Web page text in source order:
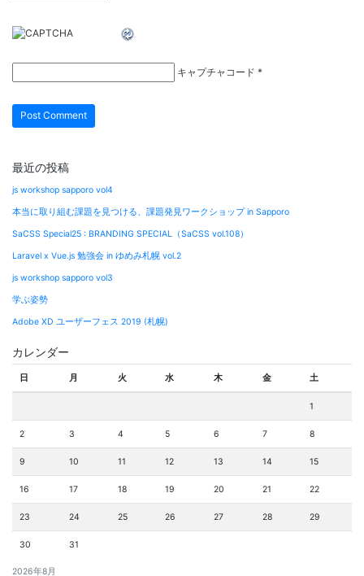
キャプチャコード *
最近の投稿
js workshop sapporo vol4
本当に取り組む課題を見つける、課題発見ワークショップ in Sapporo
SaCSS Special25 : BRANDING SPECIAL（SaCSS vol.108）
Laravel x Vue.js 勉強会 in ゆめみ札幌 vol.2
js workshop sapporo vol3
学ぶ姿勢
Adobe XD ユーザーフェス 2019 (札幌)
カレンダー
2026年8月
日 月 火 水 木 金 土
1
2 3 4 5 6 7 8
9 10 11 12 13 14 15
16 17 18 19 20 21 22
23 24 25 26 27 28 29
30 31